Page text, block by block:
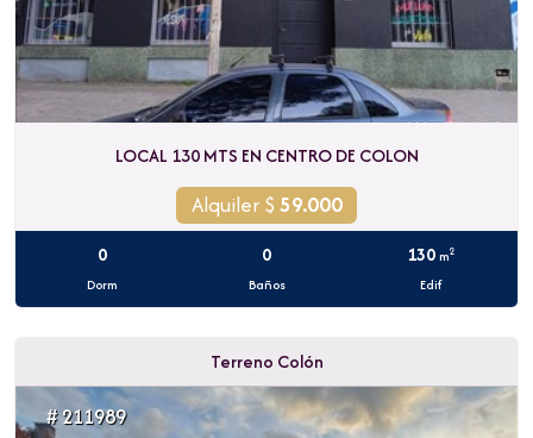
LOCAL 130 MTS EN CENTRO DE COLON
Alquiler $ 59.000
0
Dorm
0
Baños
130 m2
Edif
Terreno Colón
# 211989